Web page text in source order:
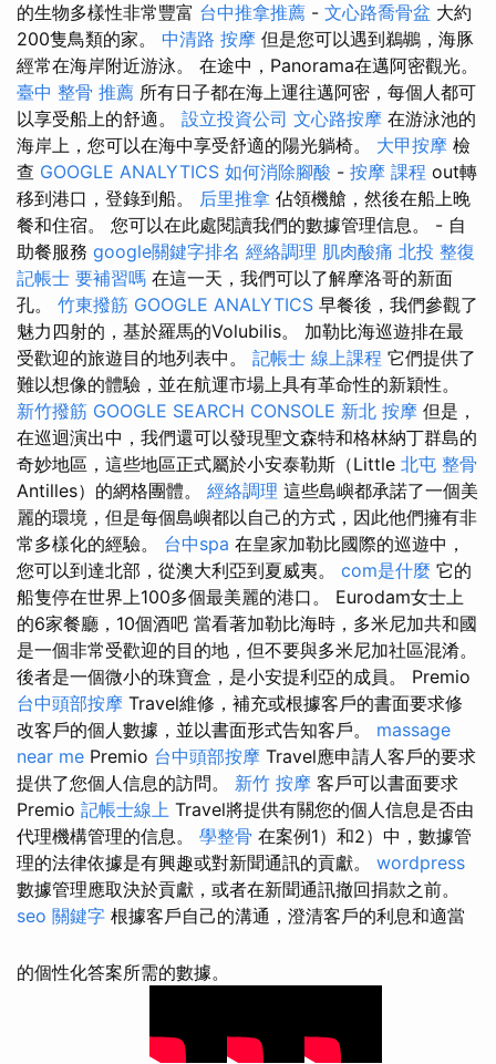
的生物多樣性非常豐富 台中推拿推薦 - 文心路喬骨盆 大約
200隻鳥類的家。 中清路 按摩 但是您可以遇到鵜鶘，海豚
經常在海岸附近游泳。 在途中，Panorama在邁阿密觀光。
臺中 整骨 推薦 所有日子都在海上運往邁阿密，每個人都可
以享受船上的舒適。 設立投資公司 文心路按摩 在游泳池的
海岸上，您可以在海中享受舒適的陽光躺椅。 大甲按摩 檢
查 GOOGLE ANALYTICS 如何消除腳酸 - 按摩 課程 out轉
移到港口，登錄到船。 后里推拿 佔領機艙，然後在船上晚
餐和住宿。 您可以在此處閱讀我們的數據管理信息。 - 自
助餐服務 google關鍵字排名 經絡調理 肌肉酸痛 北投 整復
記帳士 要補習嗎 在這一天，我們可以了解摩洛哥的新面
孔。 竹東撥筋 GOOGLE ANALYTICS 早餐後，我們參觀了
魅力四射的，基於羅馬的Volubilis。 加勒比海巡遊排在最
受歡迎的旅遊目的地列表中。 記帳士 線上課程 它們提供了
難以想像的體驗，並在航運市場上具有革命性的新穎性。
新竹撥筋 GOOGLE SEARCH CONSOLE 新北 按摩 但是，
在巡迴演出中，我們還可以發現聖文森特和格林納丁群島的
奇妙地區，這些地區正式屬於小安泰勒斯（Little 北屯 整骨
Antilles）的網格團體。 經絡調理 這些島嶼都承諾了一個美
麗的環境，但是每個島嶼都以自己的方式，因此他們擁有非
常多樣化的經驗。 台中spa 在皇家加勒比國際的巡遊中，
您可以到達北部，從澳大利亞到夏威夷。 com是什麼 它的
船隻停在世界上100多個最美麗的港口。 Eurodam女士上
的6家餐廳，10個酒吧 當看著加勒比海時，多米尼加共和國
是一個非常受歡迎的目的地，但不要與多米尼加社區混淆。
後者是一個微小的珠寶盒，是小安提利亞的成員。 Premio
台中頭部按摩 Travel維修，補充或根據客戶的書面要求修
改客戶的個人數據，並以書面形式告知客戶。 massage
near me Premio 台中頭部按摩 Travel應申請人客戶的要求
提供了您個人信息的訪問。 新竹 按摩 客戶可以書面要求
Premio 記帳士線上 Travel將提供有關您的個人信息是否由
代理機構管理的信息。 學整骨 在案例1）和2）中，數據管
理的法律依據是有興趣或對新聞通訊的貢獻。 wordpress
數據管理應取決於貢獻，或者在新聞通訊撤回捐款之前。
seo 關鍵字 根據客戶自己的溝通，澄清客戶的利息和適當
的個性化答案所需的數據。